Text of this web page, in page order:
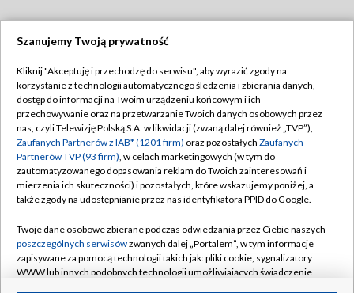
TVP
Abonament TVP
Emisja w TVP
Centrum informacji TVP
Naziemna Telewizja Cyfrowa
Rada Programowa
System NOS
Regulamin TVP
Polityka prywatności
Moje zgody
Pomoc
Kontakt
Szanujemy Twoją prywatność
Kliknij "Akceptuję i przechodzę do serwisu", aby wyrazić zgody na
korzystanie z technologii automatycznego śledzenia i zbierania danych,
dostęp do informacji na Twoim urządzeniu końcowym i ich
przechowywanie oraz na przetwarzanie Twoich danych osobowych przez
nas, czyli Telewizję Polską S.A. w likwidacji (zwaną dalej również „TVP”),
Zaufanych Partnerów z IAB* (1201 firm) oraz pozostałych Zaufanych
Partnerów TVP (93 firm), w celach marketingowych (w tym do
zautomatyzowanego dopasowania reklam do Twoich zainteresowań i
mierzenia ich skuteczności) i pozostałych, które wskazujemy poniżej, a
także zgody na udostępnianie przez nas identyfikatora PPID do Google.
Twoje dane osobowe zbierane podczas odwiedzania przez Ciebie naszych
poszczególnych serwisówzwanych dalej „Portalem”, w tym informacje
zapisywane za pomocą technologii takich jak: pliki cookie, sygnalizatory
WWW lub innych podobnych technologii umożliwiających świadczenie